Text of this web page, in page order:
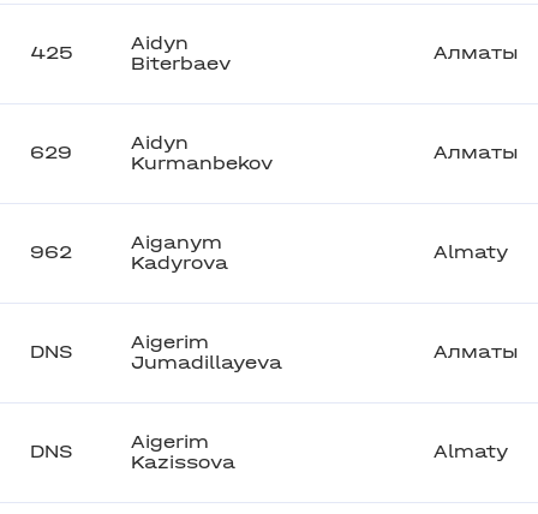
425
Aidyn
Biterbaev
Алматы
629
Aidyn
Kurmanbekov
Алматы
962
Aiganym
Kadyrova
Almaty
DNS
Aigerim
Jumadillayeva
Алматы
DNS
Aigerim
Kazissova
Almaty